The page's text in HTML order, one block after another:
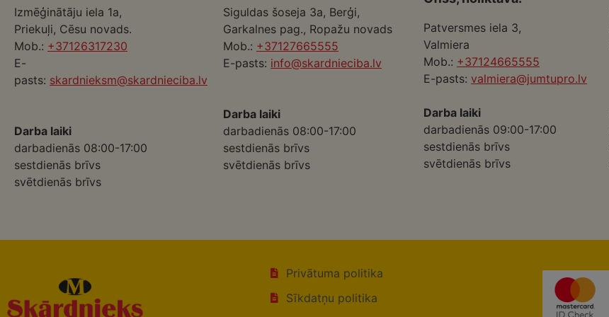
Izmēģinātāju iela 1a,
Priekuļi, Cēsu novads.
Mob.: +37126317230
E-
pasts: skardnieksm@skardnieciba.lv
Darba laiki
darbadienās 08:00-17:00
sestdienās brīvs
svētdienās brīvs
Siguldas šoseja 3a, Berģi,
Garkalnes pag., Ropažu novads
Mob.: +37127665555
E-pasts: info@skardnieciba.lv
Darba laiki
darbadienās 08:00-17:00
sestdienās brīvs
svētdienās brīvs
Patversmes iela 3,
Valmiera
Mob.: +37124665555
E-pasts: valmiera@jumtupro.lv
Darba laiki
darbadienās 09:00-17:00
sestdienās brīvs
svētdienās brīvs
Privātuma politika
Sīkdatņu politika